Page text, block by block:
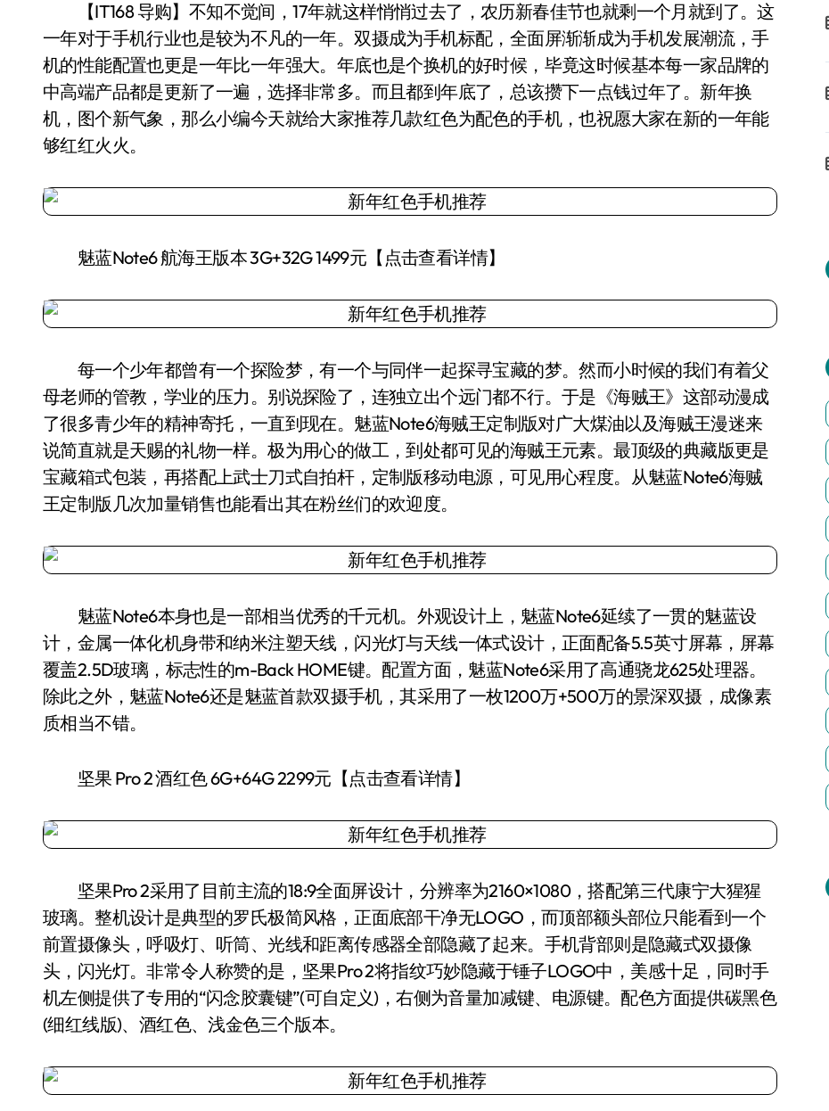
【IT168 导购】不知不觉间，17年就这样悄悄过去了，农历新春佳节也就剩一个月就到了。这
一年对于手机行业也是较为不凡的一年。双摄成为手机标配，全面屏渐渐成为手机发展潮流，手
机的性能配置也更是一年比一年强大。年底也是个换机的好时候，毕竟这时候基本每一家品牌的
中高端产品都是更新了一遍，选择非常多。而且都到年底了，总该攒下一点钱过年了。新年换
机，图个新气象，那么小编今天就给大家推荐几款红色为配色的手机，也祝愿大家在新的一年能
够红红火火。
魅蓝Note6 航海王版本 3G+32G 1499元【点击查看详情】
每一个少年都曾有一个探险梦，有一个与同伴一起探寻宝藏的梦。然而小时候的我们有着父
母老师的管教，学业的压力。别说探险了，连独立出个远门都不行。于是《海贼王》这部动漫成
了很多青少年的精神寄托，一直到现在。魅蓝Note6海贼王定制版对广大煤油以及海贼王漫迷来
说简直就是天赐的礼物一样。极为用心的做工，到处都可见的海贼王元素。最顶级的典藏版更是
宝藏箱式包装，再搭配上武士刀式自拍杆，定制版移动电源，可见用心程度。从魅蓝Note6海贼
王定制版几次加量销售也能看出其在粉丝们的欢迎度。
魅蓝Note6本身也是一部相当优秀的千元机。外观设计上，魅蓝Note6延续了一贯的魅蓝设
计，金属一体化机身带和纳米注塑天线，闪光灯与天线一体式设计，正面配备5.5英寸屏幕，屏幕
覆盖2.5D玻璃，标志性的m-Back HOME键。配置方面，魅蓝Note6采用了高通骁龙625处理器。
除此之外，魅蓝Note6还是魅蓝首款双摄手机，其采用了一枚1200万+500万的景深双摄，成像素
质相当不错。
坚果 Pro 2 酒红色 6G+64G 2299元【点击查看详情】
坚果Pro 2采用了目前主流的18:9全面屏设计，分辨率为2160×1080，搭配第三代康宁大猩猩
玻璃。整机设计是典型的罗氏极简风格，正面底部干净无LOGO，而顶部额头部位只能看到一个
前置摄像头，呼吸灯、听筒、光线和距离传感器全部隐藏了起来。手机背部则是隐藏式双摄像
头，闪光灯。非常令人称赞的是，坚果Pro 2将指纹巧妙隐藏于锤子LOGO中，美感十足，同时手
机左侧提供了专用的“闪念胶囊键”(可自定义)，右侧为音量加减键、电源键。配色方面提供碳黑色
(细红线版)、酒红色、浅金色三个版本。